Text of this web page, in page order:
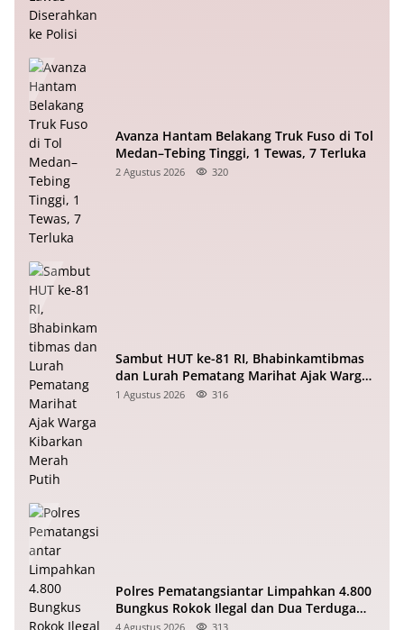
Avanza Hantam Belakang Truk Fuso di Tol
Medan–Tebing Tinggi, 1 Tewas, 7 Terluka
2 Agustus 2026 320
Sambut HUT ke-81 RI, Bhabinkamtibmas
dan Lurah Pematang Marihat Ajak Warga
Kibarkan Merah Putih
1 Agustus 2026 316
Polres Pematangsiantar Limpahkan 4.800
Bungkus Rokok Ilegal dan Dua Terduga
Pelaku ke Bea Cukai
4 Agustus 2026 313